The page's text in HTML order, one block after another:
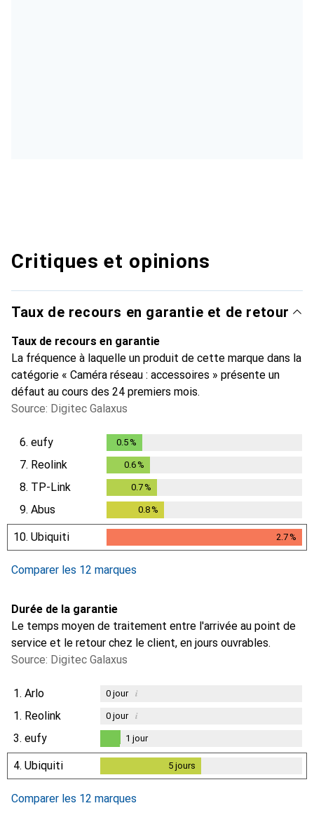
Critiques et opinions
Taux de recours en garantie et de retour
Taux de recours en garantie
La fréquence à laquelle un produit de cette marque dans la
catégorie « Caméra réseau : accessoires » présente un
défaut au cours des 24 premiers mois.
Source: Digitec Galaxus
6. eufy 0.5 %
7. Reolink 0.6%
8. TP-Link 0.7%
9. Abus 0.8 %
10. Ubiquiti 2.7%
2.7%
Comparer les 12 marques
Durée de la garantie
Le temps moyen de traitement entre l'arrivée au point de
service et le retour chez le client, en jours ouvrables.
Source: Digitec Galaxus
1. Arlo 0jour i
1. Reolink 0jour i
3. eufy
1jour
1 jour
4. Ubiquiti 5jours
Comparer les 12 marques